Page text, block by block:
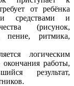
от ребёнка
средствами и
(рисунок,
пение, ритмика,
логическим
работы,
результат,